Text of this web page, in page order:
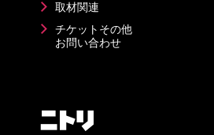
取材関連
チケットその他
お問い合わせ